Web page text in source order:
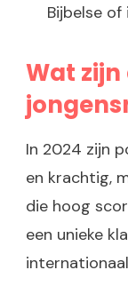
Bijbelse
Wat
In 2024 zijn
en krachtig,
die hoog
een unieke